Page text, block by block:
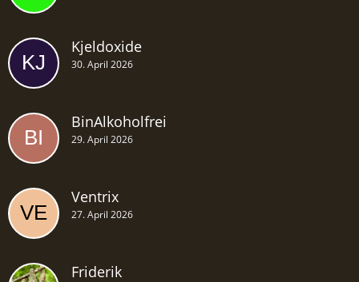
Kjeldoxide
30. April 2026
BinAlkoholfrei
29. April 2026
Ventrix
27. April 2026
Friderik